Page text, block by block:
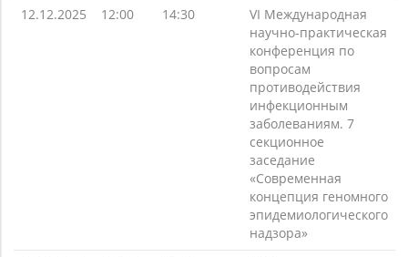
12.12.2025
12:00 14:30
VI Международная
научно-практическая
конференция по
вопросам
противодействия
инфекционным
заболеваниям. 7
секционное
заседание
«Современная
концепция геномного
эпидемиологического
надзора»